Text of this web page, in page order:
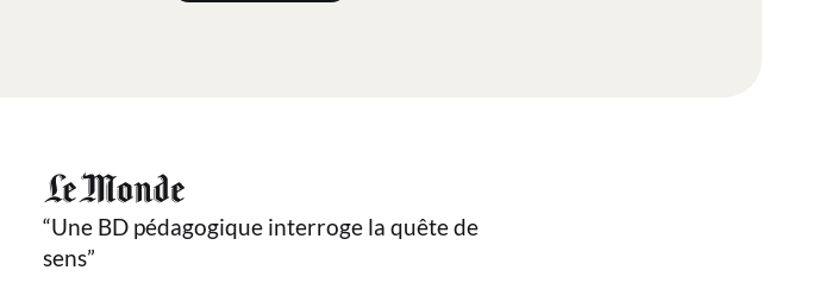
“Une BD pédagogique interroge la quête de
sens”